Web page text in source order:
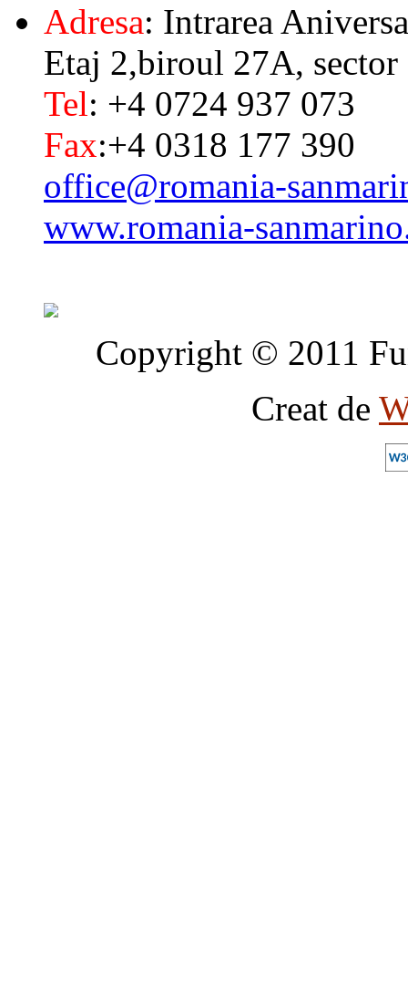
Adresa: Intrarea
Etaj 2,biroul 27A, sector
Tel: +4 0724 937 073
Fax:+4 0318 177 390
office@romania-
www.romania-
Copyright © 2011
Creat de